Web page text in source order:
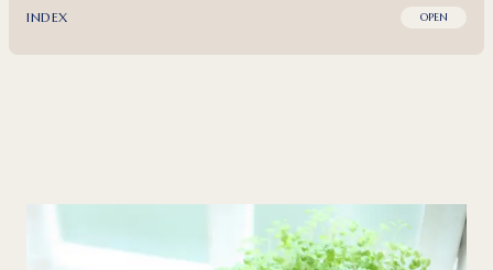
INDEX OPEN